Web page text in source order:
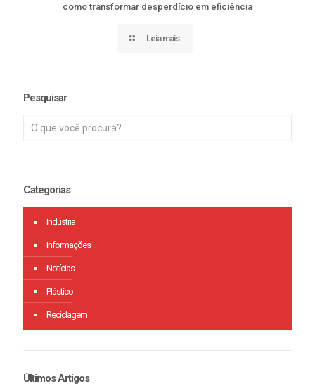
como transformar desperdício em eficiência
Leia mais
Pesquisar
Categorias
Indústria
Informações
Notícias
Plástico
Reciclagem
Últimos Artigos